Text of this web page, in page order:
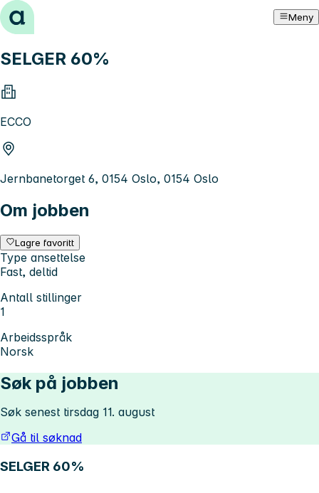
Hopp til innhold Meny
SELGER 60%
ECCO
Jernbanetorget 6, 0154 Oslo, 0154 Oslo
Om jobben
Lagre favoritt
Type ansettelse
Fast, deltid
Antall stillinger
1
Arbeidsspråk
Norsk
Søk på jobben
Søk senest tirsdag 11. august
Gå til søknad
SELGER 60%